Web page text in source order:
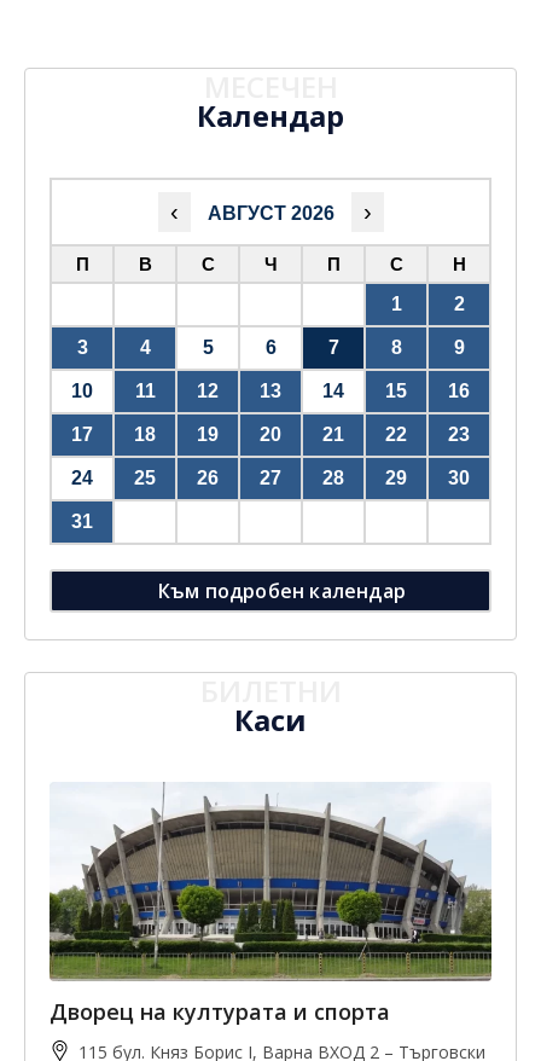
Календар
‹ АВГУСТ 2026 ›
П В С Ч П С
Н
1
2
3 4 5 6 7 8 9
10 11 12 13 14 15 16
17 18 19 20 21 22 23
24 25 26 27 28 29 30
31
Към подробен календар
Каси
Дворец на културата и спорта
115 бул. Княз Борис I, Варна ВХОД 2 – Търговски